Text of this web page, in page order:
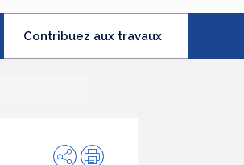
Contribuez aux travaux(élément
PartagerImpression